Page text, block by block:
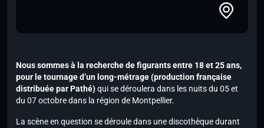
Nous sommes à la recherche de figurants entre 18 et 25 ans,
pour le tournage d’un long-métrage (production française
distribuée par Pathé)qui se déroulera dans les nuits du 05 et
du 07 octobre dans la région de Montpellier.
La scène en question se déroule dans une discothèque durant